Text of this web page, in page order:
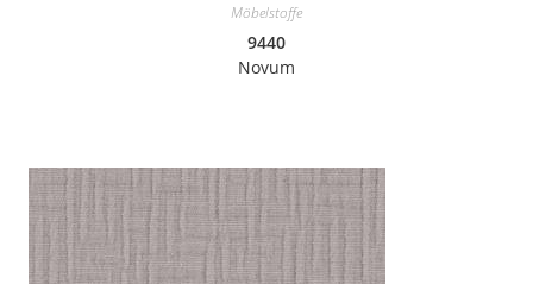
Möbelstoffe
9440
Novum